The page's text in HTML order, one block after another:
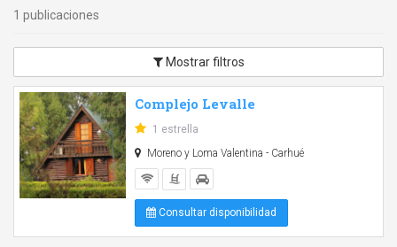
1 publicaciones
Mostrar filtros
Complejo Levalle
1 estrella
Moreno y Loma Valentina - Carhué
Consultar disponibilidad